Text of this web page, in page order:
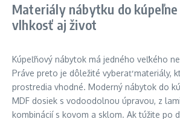
Materiály nábytku do
vlhkosť aj život
Kúpeľňový nábytok má jedného veľkého
Práve preto je dôležité vyberať materiály,
prostredia vhodné. Moderný nábytok do
MDF dosiek s vodoodolnou úpravou, z
kombinácií s kovom a sklom. Ak túžite po